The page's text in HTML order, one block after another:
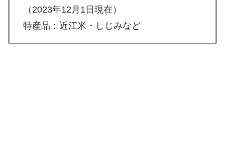
（2023年12月1日現在）
特産品：近江米・しじみなど